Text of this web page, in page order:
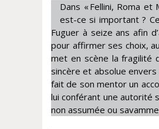
Dans « Fellini, Roma
est-ce si important ?
Fuguer à seize ans afin
pour affirmer ses choix,
met en scène la fragilité
sincère et absolue envers
fait de son mentor un
lui conférant une autorité
non assumée ou